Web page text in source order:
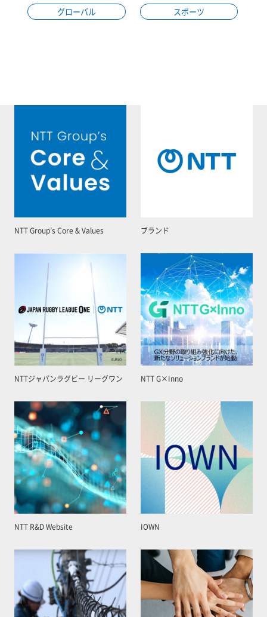
グローバル スポーツ
NTT Group’s Core & Values ブランド
NTTジャパンラグビー リーグワン NTT G×Inno
NTT R&D Website IOWN